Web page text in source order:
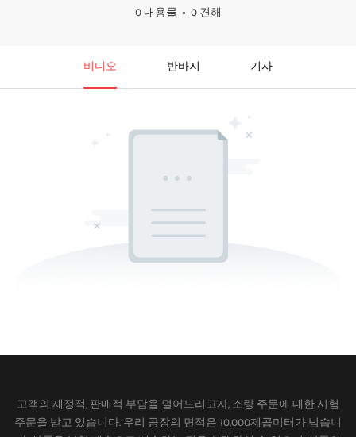
0 내용물
0 견해
비디오 반바지 기사
고객의 재정적, 판매적 부담을 덜어드리고자, 소량 주문에 대한 시험
주문을 받고 있습니다. 우리 공장의 면적은 10,000제곱미터가 넘습니